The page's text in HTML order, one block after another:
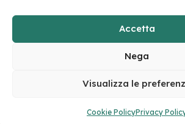
Accetta
Nega
Visualizza le
Cookie PolicyPrivacy